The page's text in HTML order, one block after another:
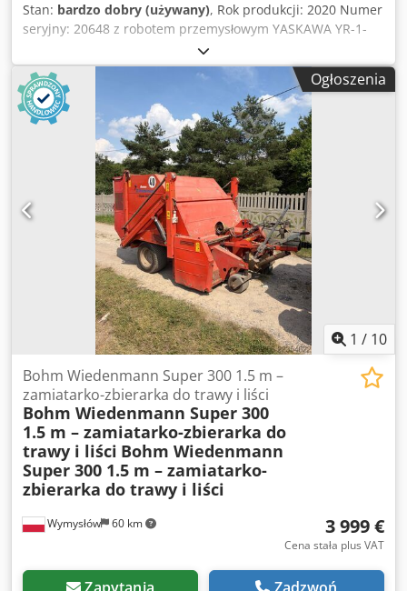
Stan: bardzo dobry (używany), Rok produkcji: 2020 Numer
seryjny: 20648 z robotem przemysłowym YASKAWA YR-1-
06VX-A00, nr seryjny: K18777-473-1 Sterowanie: YASKAWA
Eras-1000-06VX8- E10 Cela była wykorzystywana do
satynowania elementów z tworzyw sztucznych. Crsdpfx
Amjvyh Dlj Tjf
Ogłoszenia
1 / 10
Wymysłów 60 km
Bohm Wiedenmann Super 300 1.5 m –
zamiatarko-zbierarka do trawy i liści
Bohm Wiedenmann Super 300
1.5 m – zamiatarko-zbierarka do
trawy i liści Bohm Wiedenmann
Super 300 1.5 m – zamiatarko-
zbierarka do trawy i liści
3 999 €
Cena stała plus VAT